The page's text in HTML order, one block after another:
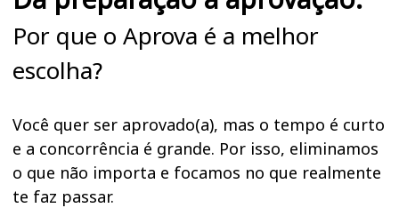
Por que o Aprova é a melhor
escolha?
Você quer ser aprovado(a), mas o tempo é curto
e a concorrência é grande. Por isso, eliminamos
o que não importa e focamos no que realmente
te faz passar.